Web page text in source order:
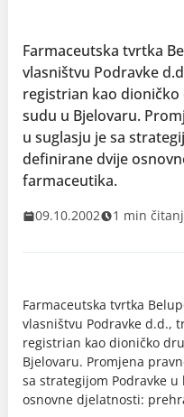
Farmaceutska tvrtka
vlasništvu Podravke
registrian kao
sudu u Bjelovaru.
u suglasju je sa
definirane dvije
farmaceutika.
09.10.2002 1 min
Farmaceutska tvrtka
vlasništvu Podravke d.d.,
registrian kao dioničko
Bjelovaru. Promjena
sa strategijom Podravke
osnovne djelatnosti: